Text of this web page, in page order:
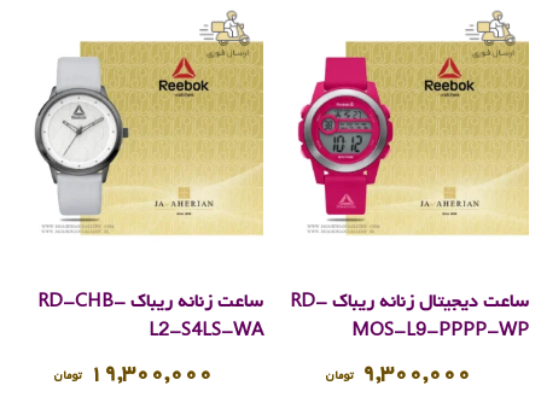
ساعت دیجیتال زنانه ریباک RD-
MOS-L9-PPPP-WP
۹,۳۰۰,۰۰۰ تومان
ساعت زنانه ریباک RD-CHB-
L2-S4LS-WA
۱۹,۳۰۰,۰۰۰ تومان